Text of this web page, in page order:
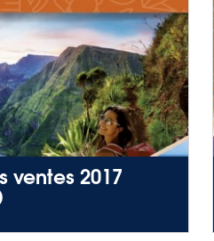
ventes 2017